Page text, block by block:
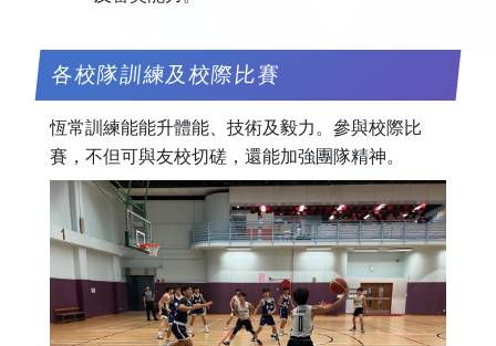
各校隊訓練及校際比賽
恆常訓練能能升體能、技術及毅力。參與校際比
賽，不但可與友校切磋，還能加強團隊精神。